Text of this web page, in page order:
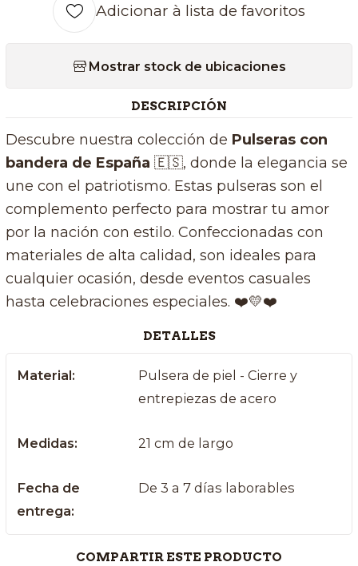
Adicionar à lista de favoritos
Mostrar stock de ubicaciones
DESCRIPCIÓN
Descubre nuestra colección de Pulseras con
bandera de España 🇪🇸, donde la elegancia se
une con el patriotismo. Estas pulseras son el
complemento perfecto para mostrar tu amor
por la nación con estilo. Confeccionadas con
materiales de alta calidad, son ideales para
cualquier ocasión, desde eventos casuales
hasta celebraciones especiales. ❤️💛❤️
DETALLES
Material:
Pulsera de piel - Cierre y
entrepiezas de acero
Medidas: 21 cm de largo
Fecha de
entrega:
De 3 a 7 días laborables
COMPARTIR ESTE PRODUCTO